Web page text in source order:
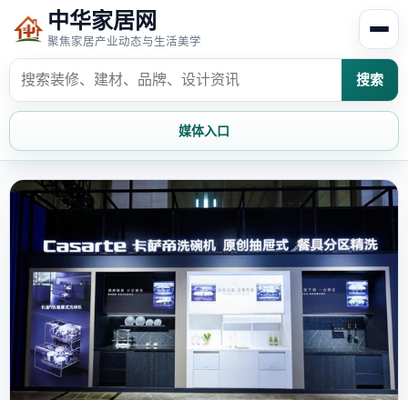
中华家居网
聚焦家居产业动态与生活美学
搜索
媒体入口
首页 家居资讯
家居风水 家居欣赏
时尚饰家 装修设计
家具知识
家装攻略 创意家居